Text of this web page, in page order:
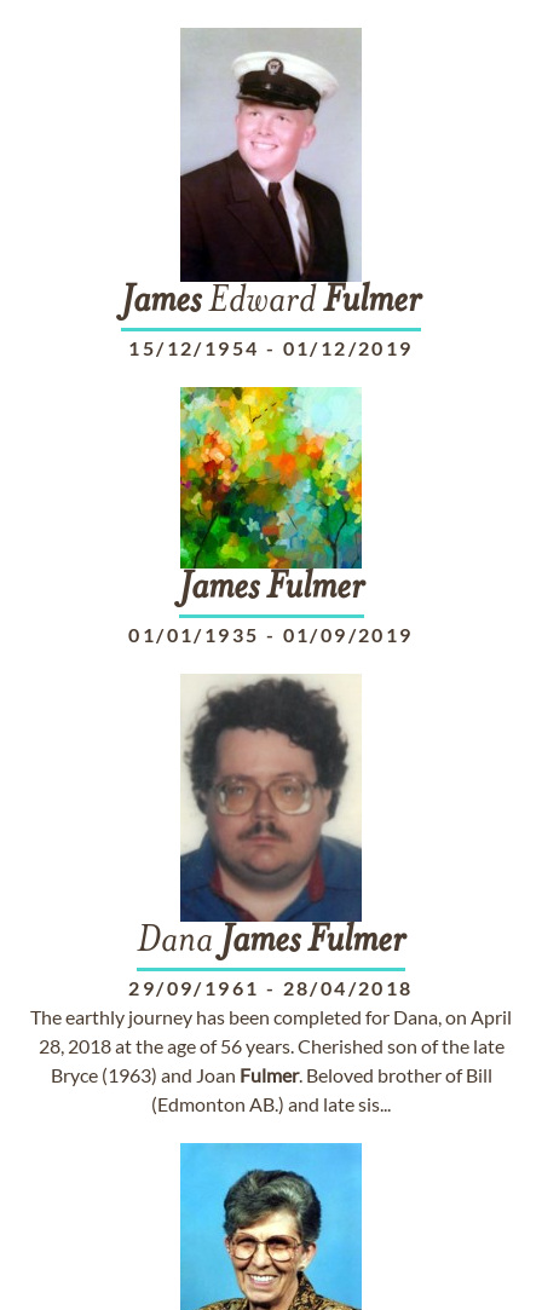
JamesEdwardFulmer
15/12/1954 - 01/12/2019
James Fulmer
01/01/1935 - 01/09/2019
Dana JamesFulmer
29/09/1961 - 28/04/2018
The earthly journey has been completed for Dana, on April
28, 2018 at the age of 56 years. Cherished son of the late
Bryce (1963) and Joan Fulmer. Beloved brother of Bill
(Edmonton AB.) and late sis...